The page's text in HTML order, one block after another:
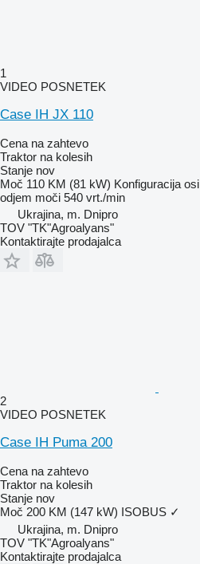
1
VIDEO POSNETEK
Case IH JX 110
Cena na zahtevo
Traktor na kolesih
Stanje nov
Moč 110 KM (81 kW) Konfiguracija osi
odjem moči 540 vrt./min
Ukrajina, m. Dnipro
TOV "TK"Agroalyans"
Kontaktirajte prodajalca
2
VIDEO POSNETEK
Case IH Puma 200
Cena na zahtevo
Traktor na kolesih
Stanje nov
Moč 200 KM (147 kW) ISOBUS ✓
Ukrajina, m. Dnipro
TOV "TK"Agroalyans"
Kontaktirajte prodajalca